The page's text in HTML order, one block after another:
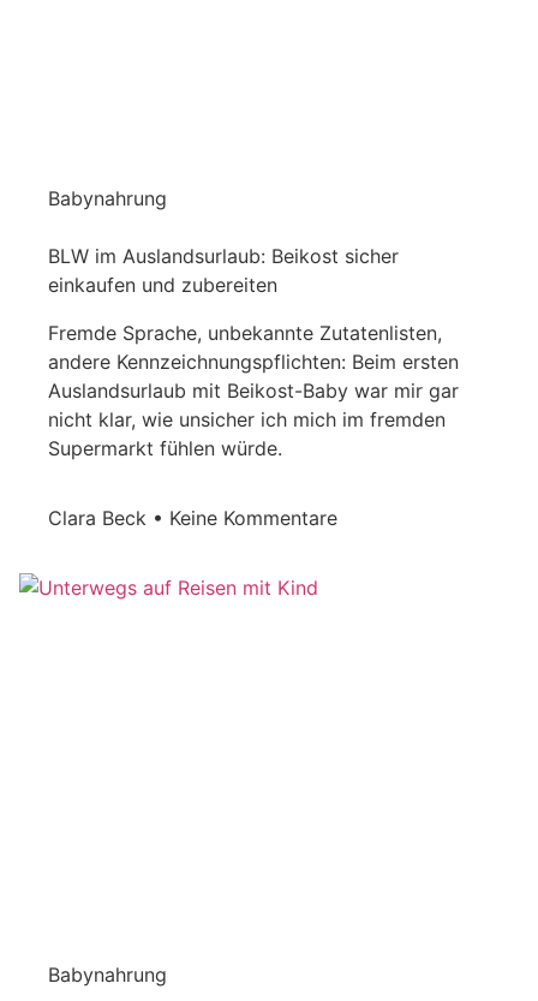
Babynahrung
BLW im Auslandsurlaub: Beikost sicher
einkaufen und zubereiten
Fremde Sprache, unbekannte Zutatenlisten,
andere Kennzeichnungspflichten: Beim ersten
Auslandsurlaub mit Beikost-Baby war mir gar
nicht klar, wie unsicher ich mich im fremden
Supermarkt fühlen würde.
Clara Beck Keine Kommentare
Babynahrung